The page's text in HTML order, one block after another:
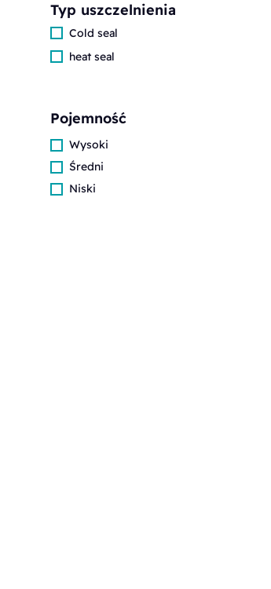
Typ uszczelnienia
Cold seal
heat seal
Pojemność
Wysoki
Średni
Niski